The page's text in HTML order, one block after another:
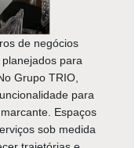
de negócios
para
Grupo TRIO,
para
Espaços
sob medida